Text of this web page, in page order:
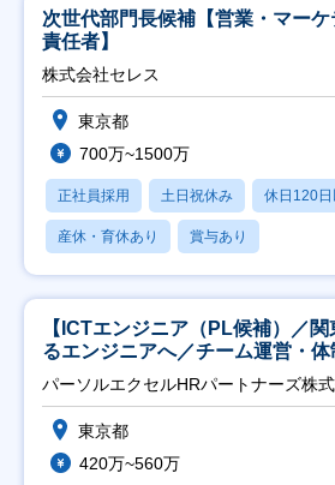
次世代部門長候補【営業・マー
責任者】
株式会社セレス
東京都
700万~1500万
正社員採用 土日祝休み 休日120日
産休・育休あり 賞与あり
【ICTエンジニア（PL候補）／
るエンジニアへ／チーム運営・体
パーソルエクセルHRパートナーズ株
東京都
420万~560万